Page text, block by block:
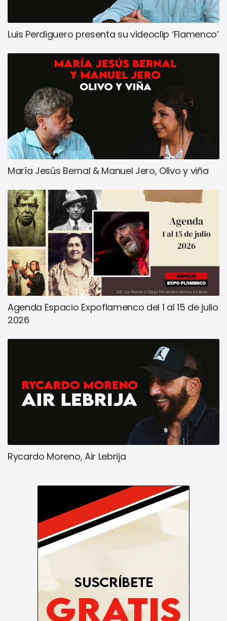
Luis Perdiguero presenta su videoclip ‘Flamenco’
María Jesús Bernal & Manuel Jero, Olivo y viña
Agenda Espacio Expoflamenco del 1 al 15 de julio
2026
Rycardo Moreno, Air Lebrija